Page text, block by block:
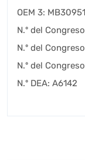
OEM 3:
N.º del
N.º del
N.º del
N.º DEA: A6142